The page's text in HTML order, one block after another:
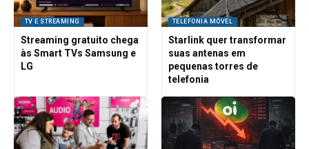
TV E STREAMING
Streaming gratuito chega
às Smart TVs Samsung e
LG
TELEFONIA MÓVEL
Starlink quer transformar
suas antenas em
pequenas torres de
telefonia